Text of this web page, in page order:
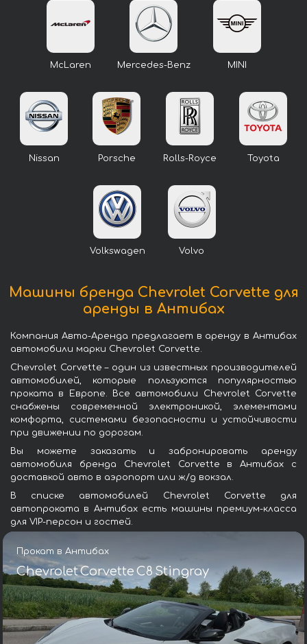
McLaren Mercedes-Benz MINI
Nissan Porsche Rolls-Royce Toyota
Volkswagen Volvo
Машины бренда Chevrolet Corvette для
аренды в Антибах
Компания Авто-Аренда предлагает в аренду в Антибах
автомобили марки Chevrolet Corvette.
Chevrolet Corvette – один из известных производителей
автомобилей, которые пользуются популярностью
проката в Европе. Все автомобили Chevrolet Corvette
снабжены современной электроникой, элементами
комфорта, системами безопасности и устойчивости
при движении по дорогам.
Вы можете заказать и забронировать аренду
автомобиля бренда Chevrolet Corvette в Антибах с
доставкой авто в аэропорт или ж/д вокзал.
В списке автомобилей Chevrolet Corvette для
автопроката в Антибах есть машины премиум-класса
для VIP-персон и гостей.
Прокат в Антибах
Chevrolet Corvette C8 Stingray